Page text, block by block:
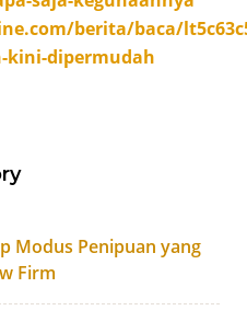
berita/baca/
kini-dipermudah
Modus Penipuan yang
Firm